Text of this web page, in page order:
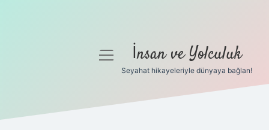
Gizlilik Politikası
menüyü İnsan ve Yolculuk
Seyahat hikayeleriyle dünyaya bağlan!